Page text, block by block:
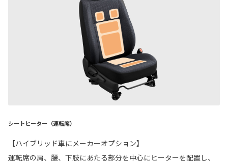
シートヒーター（運転席）
【ハイブリッド車にメーカーオプション】
運転席の肩、腰、下肢にあたる部分を中心にヒーターを配置し、